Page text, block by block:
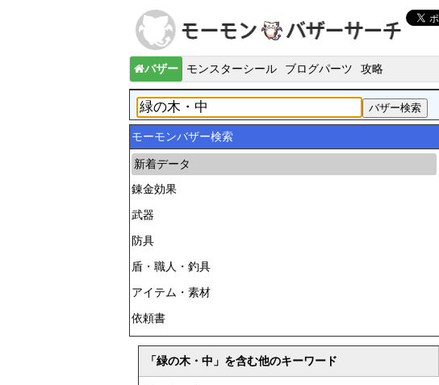
バザー モンスターシール ブログパーツ 攻略
モーモンバザー検索
新着データ
錬金効果
武器
防具
盾・職人・釣具
アイテム・素材
依頼書
「緑の木・中」を含む他のキーワード